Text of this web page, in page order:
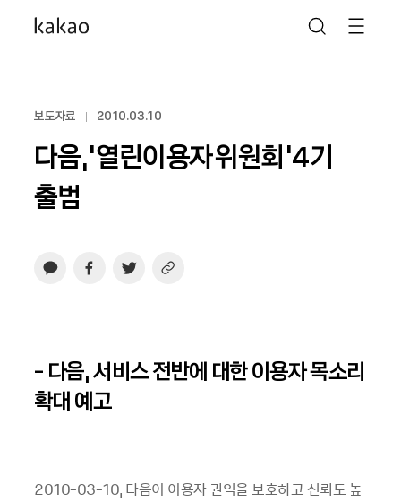
보도자료 2010.03.10
다음,‘열린이용자위원회’4기
출범
- 다음, 서비스 전반에 대한 이용자 목소리
확대 예고
2010-03-10, 다음이 이용자 권익을 보호하고 신뢰도 높